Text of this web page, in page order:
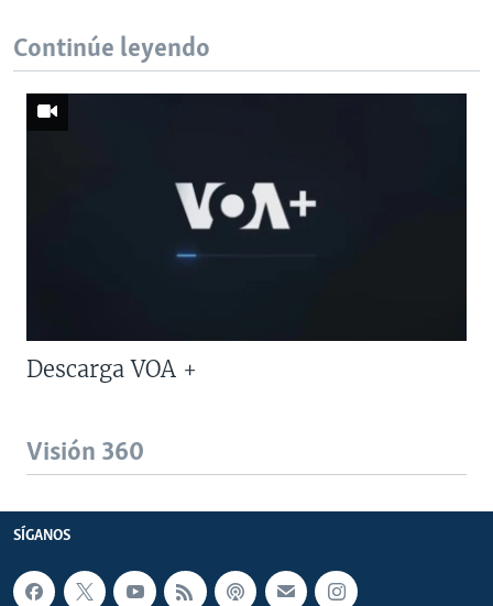
Continúe leyendo
Descarga VOA +
Visión 360
SÍGANOS